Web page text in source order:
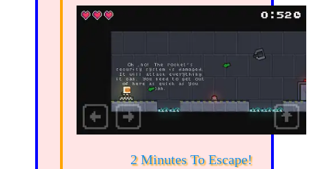
2 Minutes To Escape!